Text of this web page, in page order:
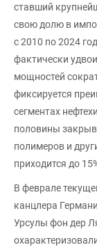
ставший
свою долю в
с 2010 по 2024
фактически
мощностей
фиксируется
сегментах
половины
полимеров и
приходится до
В феврале
канцлера
Урсулы фон дер